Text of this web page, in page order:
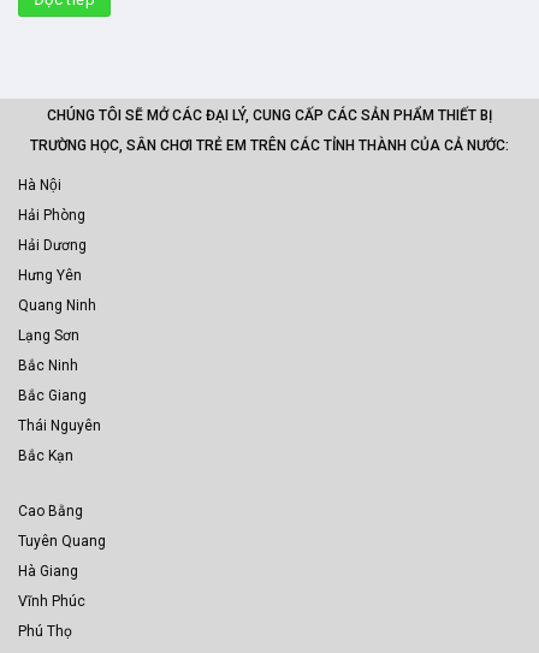
CHÚNG TÔI SẼ MỞ CÁC ĐẠI LÝ, CUNG CẤP CÁC SẢN PHẨM THIẾT BỊ
TRƯỜNG HỌC, SÂN CHƠI TRẺ EM TRÊN CÁC TỈNH THÀNH CỦA CẢ NƯỚC:
Hà Nội
Hải Phòng
Hải Dương
Hưng Yên
Quang Ninh
Lạng Sơn
Bắc Ninh
Bắc Giang
Thái Nguyên
Bắc Kạn
Cao Bằng
Tuyên Quang
Hà Giang
Vĩnh Phúc
Phú Thọ